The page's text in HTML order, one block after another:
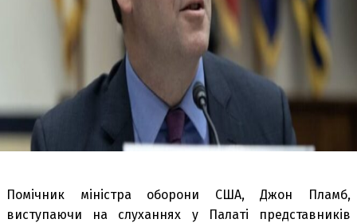
Помічник міністра оборони США, Джон Пламб,
виступаючи на слуханнях у Палаті представників